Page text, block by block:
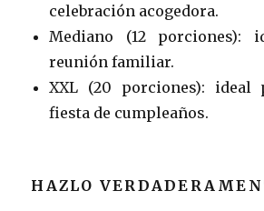
celebración acogedora.
Mediano (12 porciones):
reunión familiar.
XXL (20 porciones): ideal
fiesta de cumpleaños.
HAZLO